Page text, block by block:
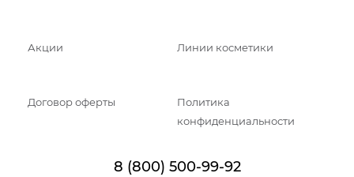
Акции Линии косметики
Договор оферты
Политика
конфиденциальности
8 (800) 500-99-92